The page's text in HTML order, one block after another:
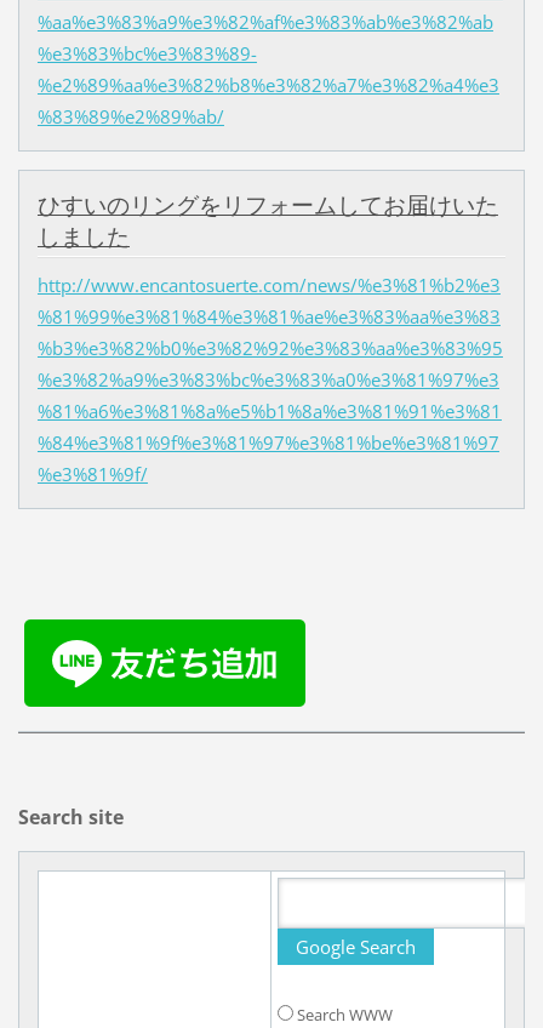
%aa%e3%83%a9%e3%82%af%e3%83%ab%e3%82%ab
%e3%83%bc%e3%83%89-
%e2%89%aa%e3%82%b8%e3%82%a7%e3%82%a4%e3
%83%89%e2%89%ab/
ひすいのリングをリフォームしてお届けいた
しました
http://www.encantosuerte.com/news/%e3%81%b2%e3
%81%99%e3%81%84%e3%81%ae%e3%83%aa%e3%83
%b3%e3%82%b0%e3%82%92%e3%83%aa%e3%83%95
%e3%82%a9%e3%83%bc%e3%83%a0%e3%81%97%e3
%81%a6%e3%81%8a%e5%b1%8a%e3%81%91%e3%81
%84%e3%81%9f%e3%81%97%e3%81%be%e3%81%97
%e3%81%9f/
Search site
Search WWW